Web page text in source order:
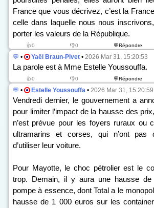
France que vous décrivez, c’est la
celle dans laquelle nous nous
porter les valeurs de la République.
👍0 👎0 💬Répondre
💬 • Yaël Braun-Pivet • 2026 Mar 31, 15:20:53
La parole est à Mme Estelle Youssouffa.
👍0 👎0 💬Répondre
💬 • Estelle Youssouffa • 2026 Mar 31, 15:20:59
Vendredi dernier, le gouvernement a
pour limiter l’impact de la hausse des
n’est prévue pour les foyers ruraux ou
ultramarins et corses, qui n’ont pas
d’utiliser leur voiture.
Pour Mayotte, le choc pétrolier est le
trop. Demain, il y aura une hausse
pompe à essence, dont Total a le
hausse de 1 000 euros sur les